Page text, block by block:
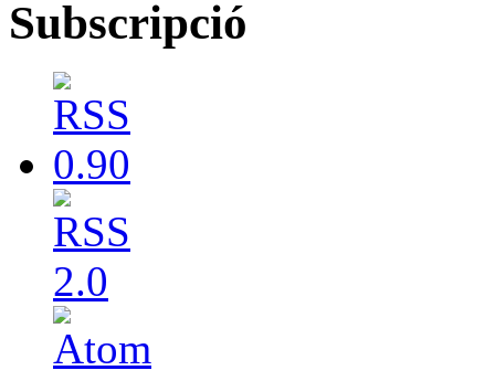
Subscripció